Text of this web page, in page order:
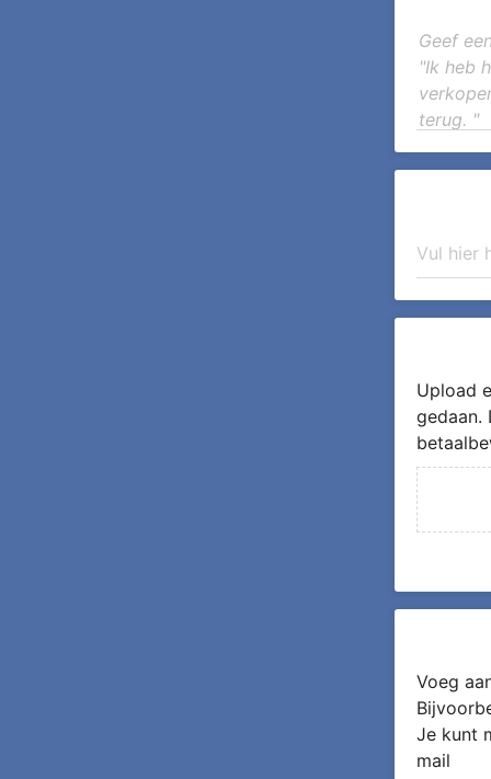
Upload
gedaan.
Voeg
Je kunt
mail